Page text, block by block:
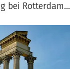
bei Rotterdam…